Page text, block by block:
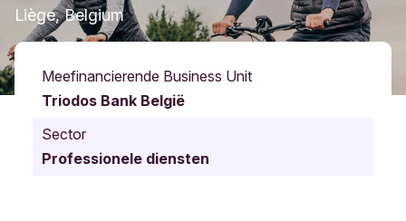
Liège, Belgium
Meefinancierende Business Unit
Triodos Bank België
Sector
Professionele diensten